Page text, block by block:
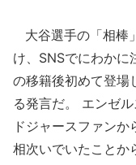
大谷選手の「相棒
け、SNSでにわかに
の移籍後初めて登場
る発言だ。 エンゼ
ドジャースファン
相次いでいたことか